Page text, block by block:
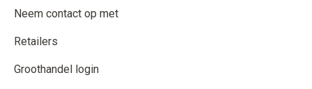
Neem contact op met
Retailers
Groothandel login